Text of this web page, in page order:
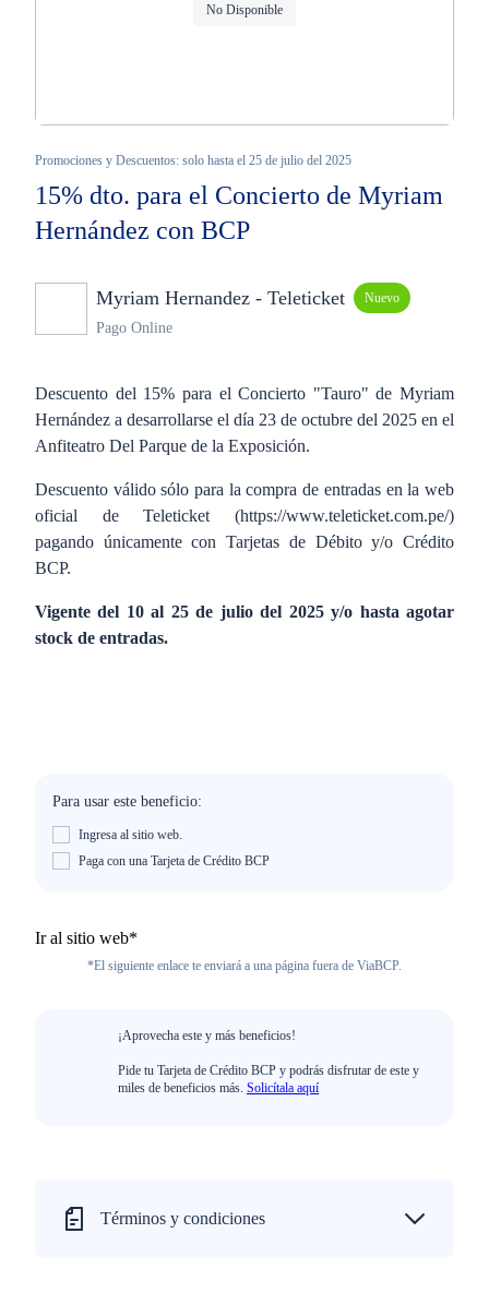
No Disponible
Promociones y Descuentos: solo hasta el 25 de julio del 2025
15% dto. para el Concierto de Myriam
Hernández con BCP
Myriam Hernandez - Teleticket Nuevo
Pago Online
Descuento del 15% para el Concierto "Tauro" de Myriam
Hernández a desarrollarse el día 23 de octubre del 2025 en el
Anfiteatro Del Parque de la Exposición.
Descuento válido sólo para la compra de entradas en la web
oficial de Teleticket (https://www.teleticket.com.pe/)
pagando únicamente con Tarjetas de Débito y/o Crédito
BCP.
Vigente del 10 al 25 de julio del 2025 y/o hasta agotar
stock de entradas.
Para usar este beneficio:
Ingresa al sitio web.
Paga con una Tarjeta de Crédito BCP
Ir al sitio web*
*El siguiente enlace te enviará a una página fuera de ViaBCP.
¡Aprovecha este y más beneficios!
Pide tu Tarjeta de Crédito BCP y podrás disfrutar de este y
miles de beneficios más. Solicítala aquí
Términos y condiciones